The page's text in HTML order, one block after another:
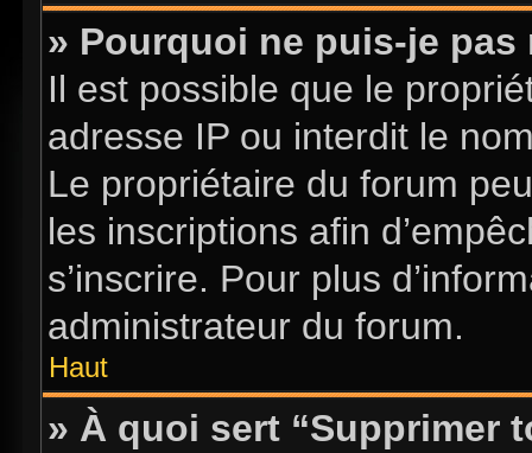
» Pourquoi ne puis-je pas
Il est possible que le
adresse IP ou interdit le
Le propriétaire du forum
les inscriptions afin
s’inscrire. Pour plus
administrateur du forum.
Haut
» À quoi sert “Supprimer